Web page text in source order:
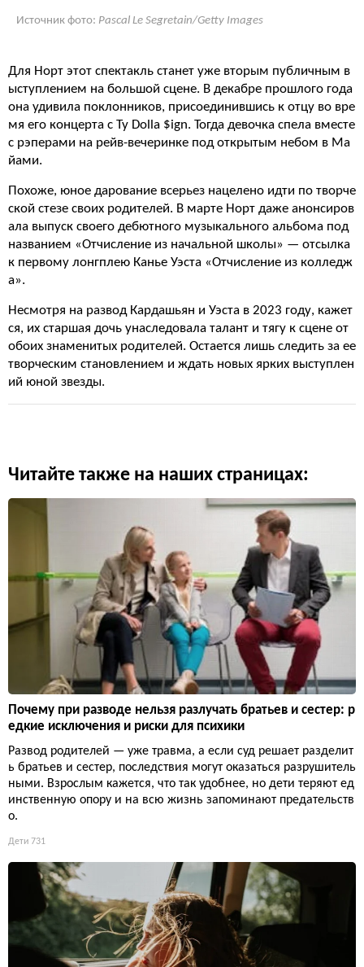
Источник фото: Pascal Le Segretain/Getty Images
Для Норт этот спектакль станет уже вторым публичным в
ыступлением на большой сцене. В декабре прошлого года
она удивила поклонников, присоединившись к отцу во вре
мя его концерта с Ty Dolla $ign. Тогда девочка спела вместе
с рэперами на рейв-вечеринке под открытым небом в Ма
йами.
Похоже, юное дарование всерьез нацелено идти по творче
ской стезе своих родителей. В марте Норт даже анонсиров
ала выпуск своего дебютного музыкального альбома под
названием «Отчисление из начальной школы» — отсылка
к первому лонгплею Канье Уэста «Отчисление из колледж
а».
Несмотря на развод Кардашьян и Уэста в 2023 году, кажет
ся, их старшая дочь унаследовала талант и тягу к сцене от
обоих знаменитых родителей. Остается лишь следить за ее
творческим становлением и ждать новых ярких выступлен
ий юной звезды.
Читайте также на наших страницах:
Почему при разводе нельзя разлучать братьев и сестер: р
едкие исключения и риски для психики
Развод родителей — уже травма, а если суд решает разделит
ь братьев и сестер, последствия могут оказаться разрушитель
ными. Взрослым кажется, что так удобнее, но дети теряют ед
инственную опору и на всю жизнь запоминают предательств
о.
Дети 731